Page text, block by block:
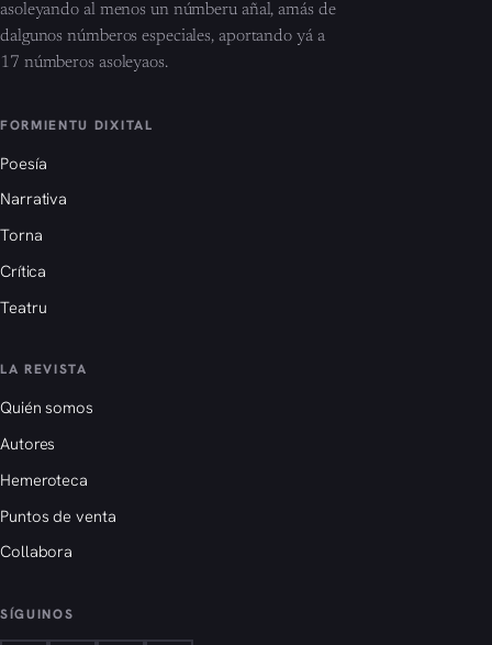
asoleyando al menos un númberu añal, amás de
dalgunos númberos especiales, aportando yá a
17 númberos asoleyaos.
FORMIENTU DIXITAL
Poesía
Narrativa
Torna
Crítica
Teatru
LA REVISTA
Quién somos
Autores
Hemeroteca
Puntos de venta
Collabora
SÍGUINOS